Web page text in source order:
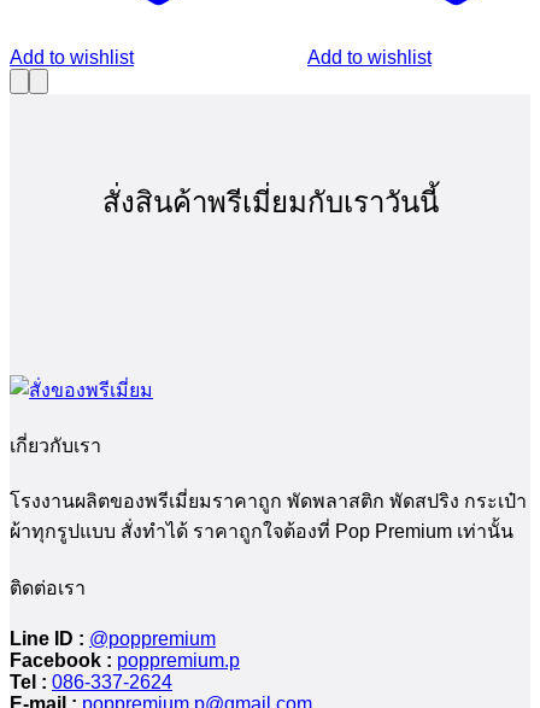
Add to wishlist Add to wishlist
สั่งสินค้าพรีเมี่ยมกับเราวันนี้
เกี่ยวกับเรา
โรงงานผลิตของพรีเมี่ยมราคาถูก พัดพลาสติก พัดสปริง กระเป๋า
ผ้าทุกรูปแบบ สั่งทำได้ ราคาถูกใจต้องที่ Pop Premium เท่านั้น
ติดต่อเรา
Line ID : @poppremium
Facebook : poppremium.p
Tel : 086-337-2624
E-mail : poppremium.p@gmail.com